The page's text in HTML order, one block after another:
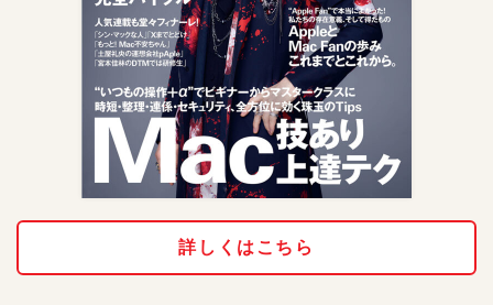
詳しくはこちら